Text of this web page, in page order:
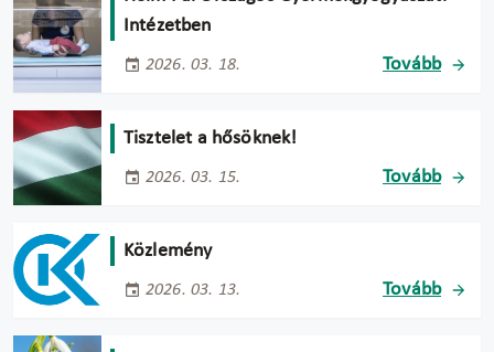
Intézetben
2026. 03. 18. Tovább
Tisztelet a hősöknek!
2026. 03. 15. Tovább
Közlemény
2026. 03. 13. Tovább